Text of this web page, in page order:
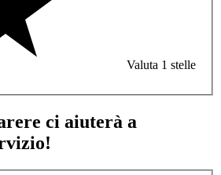
Valuta 1 stelle
ci aiuterà a